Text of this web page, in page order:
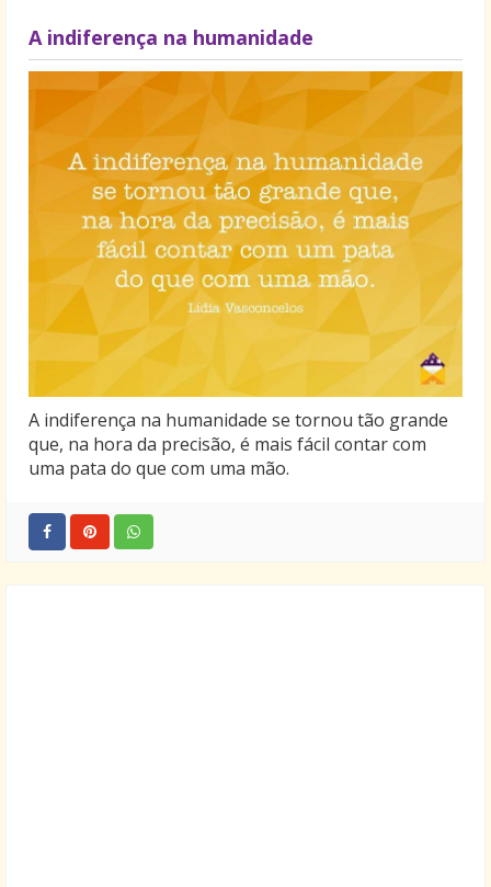
A indiferença na humanidade
A indiferença na humanidade se tornou tão grande
que, na hora da precisão, é mais fácil contar com
uma pata do que com uma mão.